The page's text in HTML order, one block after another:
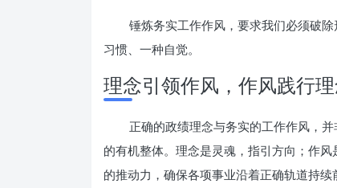
锤炼务实工作作风，要求我们必须破
习惯、一种自觉。
理念引领作风，作风践行
正确的政绩理念与务实的工作作风，
的有机整体。理念是灵魂，指引方向；作
的推动力，确保各项事业沿着正确轨道持续